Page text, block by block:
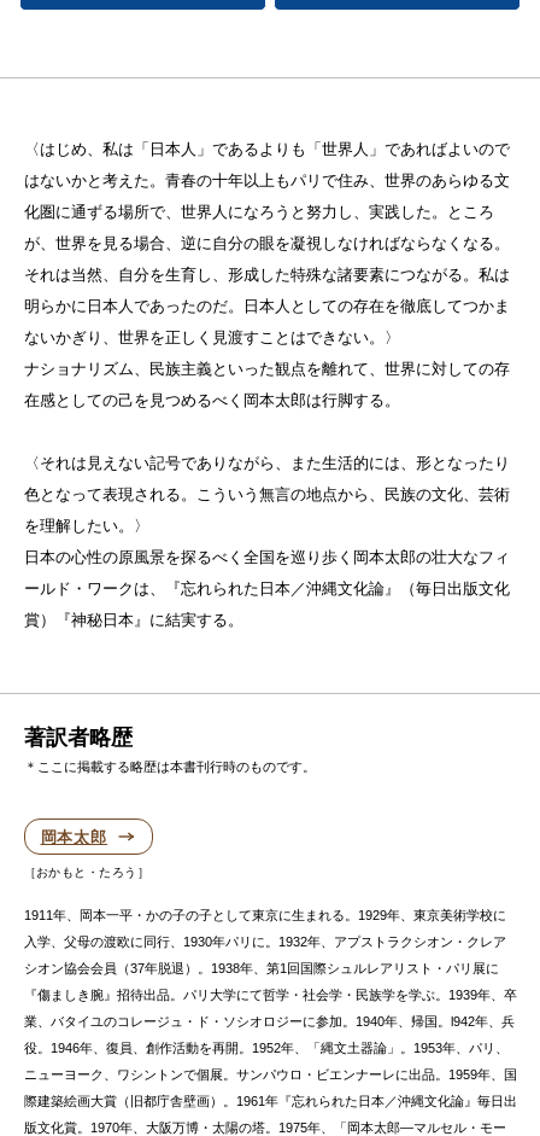
〈はじめ、私は「日本人」であるよりも「世界人」であればよいので
はないかと考えた。青春の十年以上もパリで住み、世界のあらゆる文
化圏に通ずる場所で、世界人になろうと努力し、実践した。ところ
が、世界を見る場合、逆に自分の眼を凝視しなければならなくなる。
それは当然、自分を生育し、形成した特殊な諸要素につながる。私は
明らかに日本人であったのだ。日本人としての存在を徹底してつかま
ないかぎり、世界を正しく見渡すことはできない。〉
ナショナリズム、民族主義といった観点を離れて、世界に対しての存
在感としての己を見つめるべく岡本太郎は行脚する。
〈それは見えない記号でありながら、また生活的には、形となったり
色となって表現される。こういう無言の地点から、民族の文化、芸術
を理解したい。〉
日本の心性の原風景を探るべく全国を巡り歩く岡本太郎の壮大なフィ
ールド・ワークは、『忘れられた日本／沖縄文化論』（毎日出版文化
賞）『神秘日本』に結実する。
著訳者略歴
＊ここに掲載する略歴は本書刊行時のものです。
岡本太郎
おかもと・たろう
1911年、岡本一平・かの子の子として東京に生まれる。1929年、東京美術学校に
入学、父母の渡欧に同行、1930年パリに。1932年、アプストラクシオン・クレア
シオン協会会員（37年脱退）。1938年、第1回国際シュルレアリスト・パリ展に
『傷ましき腕』招待出品。パリ大学にて哲学・社会学・民族学を学ぶ。1939年、卒
業、バタイユのコレージュ・ド・ソシオロジーに参加。1940年、帰国。l942年、兵
役。1946年、復員、創作活動を再開。1952年、「縄文土器論」。1953年、パリ、
ニューヨーク、ワシントンで個展。サンパウロ・ビエンナーレに出品。1959年、国
際建築絵画大賞（旧都庁舎壁画）。1961年『忘れられた日本／沖縄文化論』毎日出
版文化賞。1970年、大阪万博・太陽の塔。1975年、「岡本太郎—マルセル・モー